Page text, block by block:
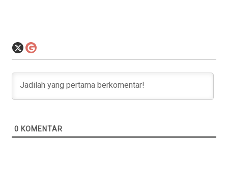
0 KOMENTAR